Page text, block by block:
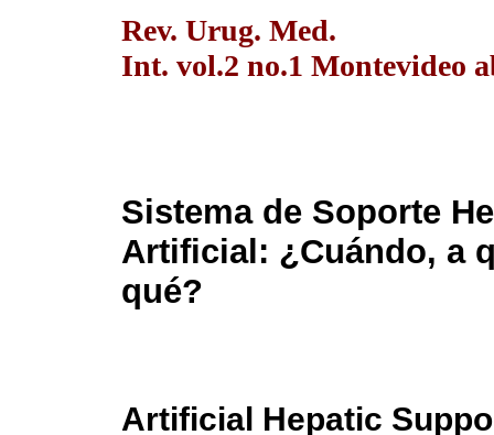
Rev. Urug. Med.
Int. vol.2 no.1 Montevideo
Sistema de Soporte
Artificial: ¿Cuándo, a
qué?
Artificial Hepatic